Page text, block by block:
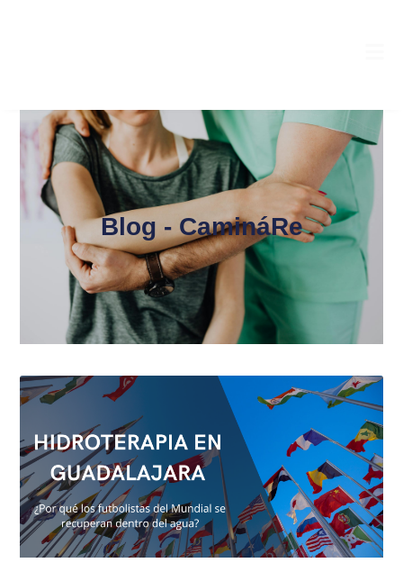
Blog - CamináRe